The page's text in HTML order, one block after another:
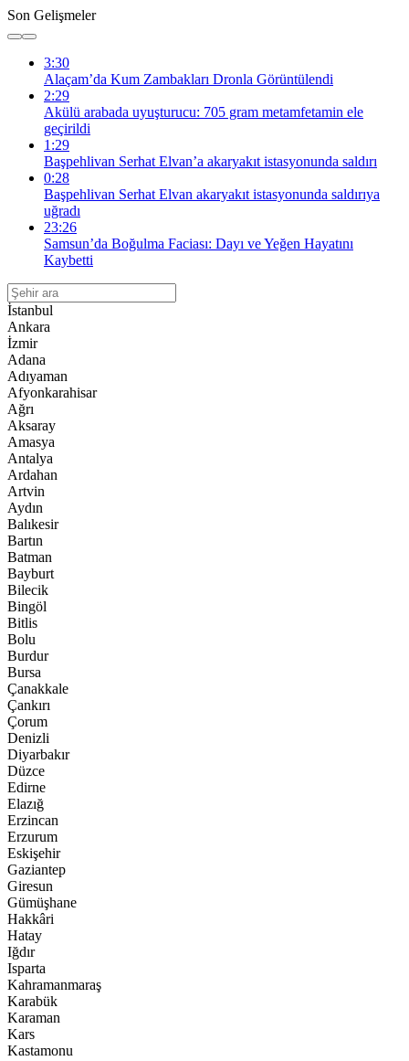
Son Gelişmeler
3:30
Alaçam’da Kum Zambakları Dronla Görüntülendi
2:29
Akülü arabada uyuşturucu: 705 gram metamfetamin ele
geçirildi
1:29
Başpehlivan Serhat Elvan’a akaryakıt istasyonunda saldırı
0:28
Başpehlivan Serhat Elvan akaryakıt istasyonunda saldırıya
uğradı
23:26
Samsun’da Boğulma Faciası: Dayı ve Yeğen Hayatını
Kaybetti
İstanbul
Ankara
İzmir
Adana
Adıyaman
Afyonkarahisar
Ağrı
Aksaray
Amasya
Antalya
Ardahan
Artvin
Aydın
Balıkesir
Bartın
Batman
Bayburt
Bilecik
Bingöl
Bitlis
Bolu
Burdur
Bursa
Çanakkale
Çankırı
Çorum
Denizli
Diyarbakır
Düzce
Edirne
Elazığ
Erzincan
Erzurum
Eskişehir
Gaziantep
Giresun
Gümüşhane
Hakkâri
Hatay
Iğdır
Isparta
Kahramanmaraş
Karabük
Karaman
Kars
Kastamonu